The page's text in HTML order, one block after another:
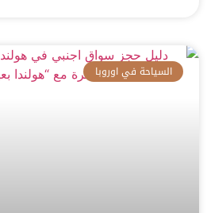
السياحة في اوروبا